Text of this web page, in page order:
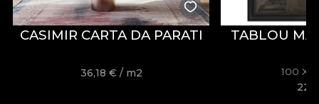
CASIMIR CARTA DA PARATI
36,18 € / m2
TABLOU
100 X